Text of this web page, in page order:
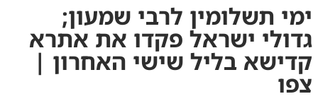
ימי תשלומין לרבי שמעון;
גדולי ישראל פקדו את אתרא
קדישא בליל שישי האחרון |
צפו